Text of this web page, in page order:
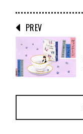
PREV